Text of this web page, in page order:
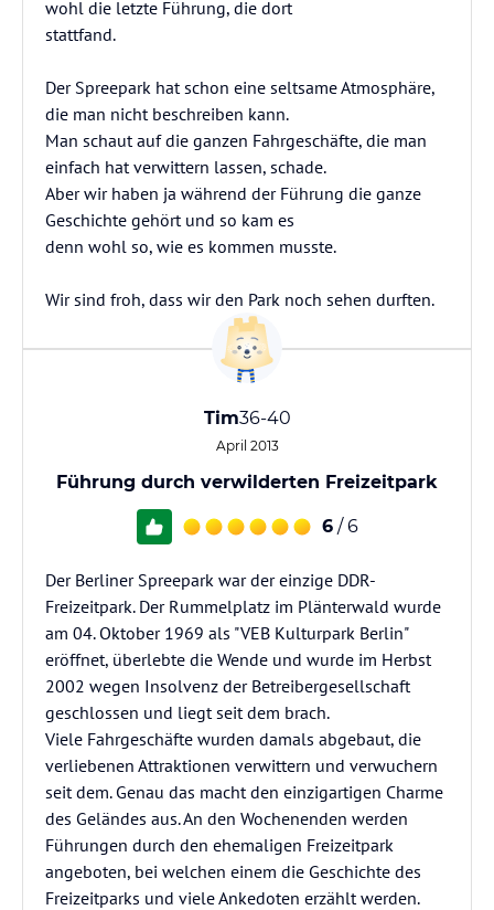
wohl die letzte Führung, die dort
stattfand.
Der Spreepark hat schon eine seltsame Atmosphäre,
die man nicht beschreiben kann.
Man schaut auf die ganzen Fahrgeschäfte, die man
einfach hat verwittern lassen, schade.
Aber wir haben ja während der Führung die ganze
Geschichte gehört und so kam es
denn wohl so, wie es kommen musste.
Wir sind froh, dass wir den Park noch sehen durften.
Tim36-40
April 2013
Führung durch verwilderten Freizeitpark
6 / 6
Der Berliner Spreepark war der einzige DDR-
Freizeitpark. Der Rummelplatz im Plänterwald wurde
am 04. Oktober 1969 als "VEB Kulturpark Berlin"
eröffnet, überlebte die Wende und wurde im Herbst
2002 wegen Insolvenz der Betreibergesellschaft
geschlossen und liegt seit dem brach.
Viele Fahrgeschäfte wurden damals abgebaut, die
verliebenen Attraktionen verwittern und verwuchern
seit dem. Genau das macht den einzigartigen Charme
des Geländes aus. An den Wochenenden werden
Führungen durch den ehemaligen Freizeitpark
angeboten, bei welchen einem die Geschichte des
Freizeitparks und viele Ankedoten erzählt werden.